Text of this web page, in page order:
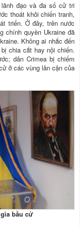
đạo và đa số cử tri
thoát khỏi chiến tranh,
triển. Ở đây, trên nước
chính quyền Ukraine đã
Không ai nhắc đến
chia cắt hay nội chiến.
dân Crimea bị chiếm
ở các vùng lân cận của
bầu cử